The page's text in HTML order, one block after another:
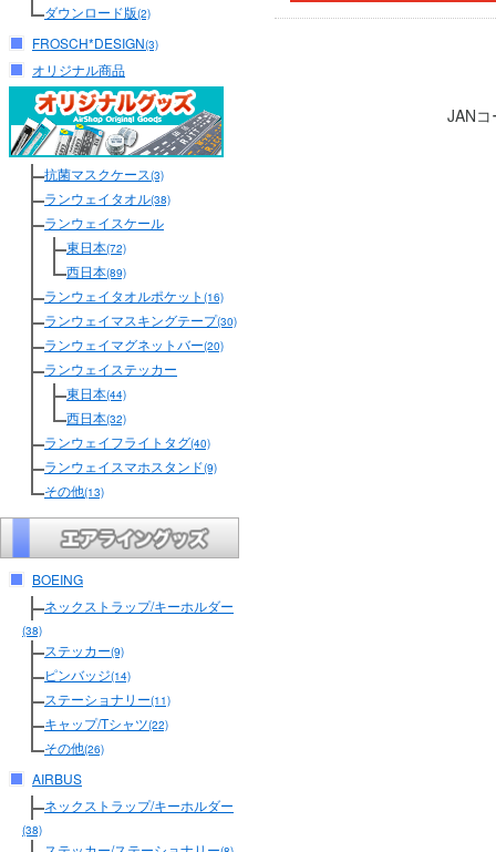
ダウンロード版(2)
FROSCH*DESIGN(3)
オリジナル商品
抗菌マスクケース(3)
ランウェイタオル(38)
ランウェイスケール
東日本(72)
西日本(89)
ランウェイタオルポケット (16)
ランウェイマスキングテープ(30)
ランウェイマグネットバー(20)
ランウェイステッカー
東日本(44)
西日本(32)
ランウェイフライトタグ(40)
ランウェイスマホスタンド(9)
その他(13)
BOEING
ネックストラップ/キーホルダー
(38)
ステッカー(9)
ピンバッジ(14)
ステーショナリー(11)
キャップ/Tシャツ(22)
その他(26)
AIRBUS
ネックストラップ/キーホルダー
(38)
JAN